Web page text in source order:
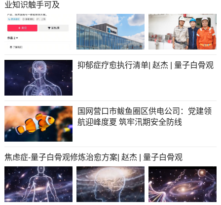
业知识触手可及
抑郁症疗愈执行清单| 赵杰 | 量子白骨观
国网营口市鲅鱼圈区供电公司：党建领
航迎峰度夏 筑牢汛期安全防线
焦虑症-量子白骨观修炼治愈方案| 赵杰 | 量子白骨观